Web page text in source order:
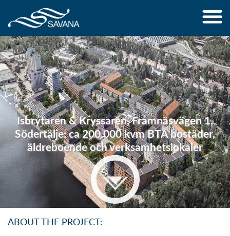
Isbrytaren & Kryssaren, Framnäsvägen 1,
Södertälje: ca 200 000 kvm BTA bostäder,
äldreboende och verksamhetslokaler
ABOUT THE PROJECT: